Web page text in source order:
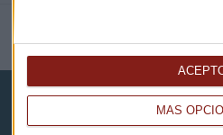
MÁS
NOTICIAS